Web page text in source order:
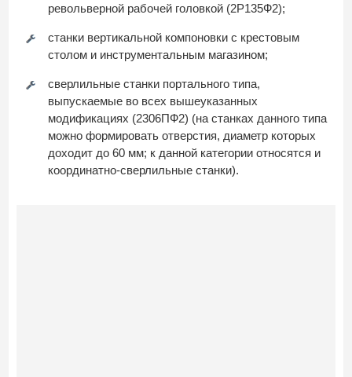
револьверной рабочей головкой (2Р135Ф2);
станки вертикальной компоновки с крестовым
столом и инструментальным магазином;
сверлильные станки портального типа,
выпускаемые во всех вышеуказанных
модификациях (2306ПФ2) (на станках данного типа
можно формировать отверстия, диаметр которых
доходит до 60 мм; к данной категории относятся и
координатно-сверлильные станки).